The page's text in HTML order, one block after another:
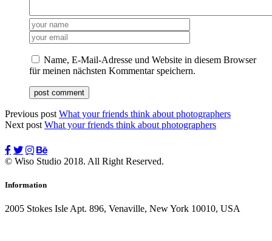
Name, E-Mail-Adresse und Website in diesem Browser
für meinen nächsten Kommentar speichern.
Previous post What your friends think about photographers
Next post What your friends think about photographers
© Wiso Studio 2018. All Right Reserved.
Information
2005 Stokes Isle Apt. 896, Venaville, New York 10010, USA